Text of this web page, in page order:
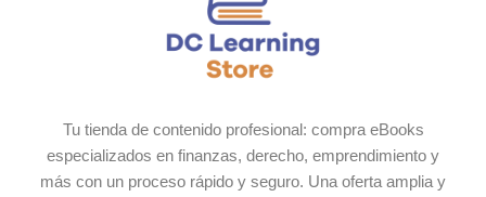
Tu tienda de contenido profesional: compra eBooks
especializados en finanzas, derecho, emprendimiento y
más con un proceso rápido y seguro. Una oferta amplia y